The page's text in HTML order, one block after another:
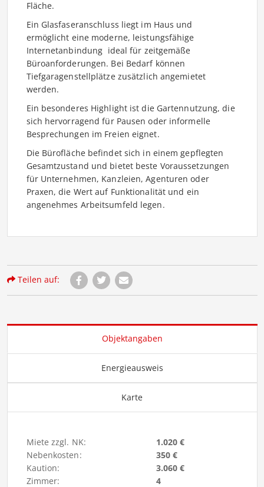
Fläche.
Ein Glasfaseranschluss liegt im Haus und
ermöglicht eine moderne, leistungsfähige
Internetanbindung  ideal für zeitgemäße
Büroanforderungen. Bei Bedarf können
Tiefgaragenstellplätze zusätzlich angemietet
werden.
Ein besonderes Highlight ist die Gartennutzung, die
sich hervorragend für Pausen oder informelle
Besprechungen im Freien eignet.
Die Bürofläche befindet sich in einem gepflegten
Gesamtzustand und bietet beste Voraussetzungen
für Unternehmen, Kanzleien, Agenturen oder
Praxen, die Wert auf Funktionalität und ein
angenehmes Arbeitsumfeld legen.
Teilen auf:
Objektangaben
Energieausweis
Karte
Miete zzgl. NK:
1.020 €
Nebenkosten:
350 €
Kaution:
3.060 €
Zimmer:
4